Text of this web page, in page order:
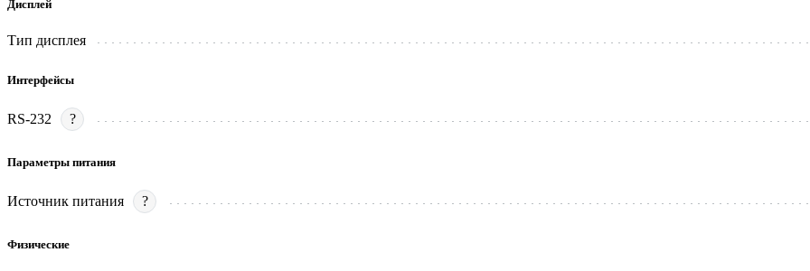
Дисплей
Тип дисплея
Интерфейсы
RS-232 ?
Параметры питания
Источник питания ?
Физические